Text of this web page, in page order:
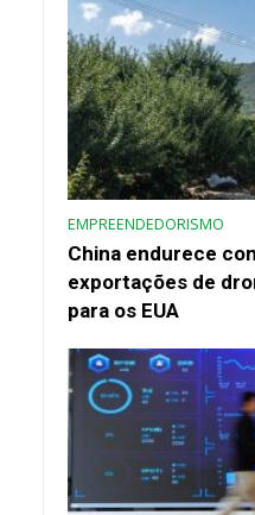
EMPREENDEDORISMO
China endurece
exportações de
para os EUA